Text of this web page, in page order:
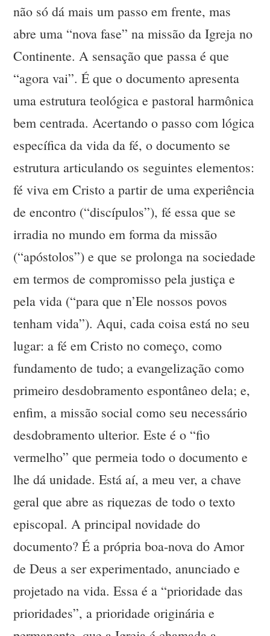
não só dá mais um passo em frente, mas
abre uma “nova fase” na missão da Igreja no
Continente. A sensação que passa é que
“agora vai”. É que o documento apresenta
uma estrutura teológica e pastoral harmônica
bem centrada. Acertando o passo com lógica
específica da vida da fé, o documento se
estrutura articulando os seguintes elementos:
fé viva em Cristo a partir de uma experiência
de encontro (“discípulos”), fé essa que se
irradia no mundo em forma da missão
(“apóstolos”) e que se prolonga na sociedade
em termos de compromisso pela justiça e
pela vida (“para que n’Ele nossos povos
tenham vida”). Aqui, cada coisa está no seu
lugar: a fé em Cristo no começo, como
fundamento de tudo; a evangelização como
primeiro desdobramento espontâneo dela; e,
enfim, a missão social como seu necessário
desdobramento ulterior. Este é o “fio
vermelho” que permeia todo o documento e
lhe dá unidade. Está aí, a meu ver, a chave
geral que abre as riquezas de todo o texto
episcopal. A principal novidade do
documento? É a própria boa-nova do Amor
de Deus a ser experimentado, anunciado e
projetado na vida. Essa é a “prioridade das
prioridades”, a prioridade originária e